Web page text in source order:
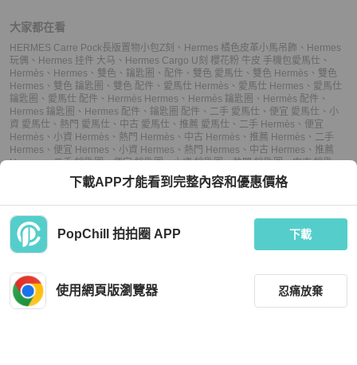
大家都在看
HERMES Carre Pock長版置物小包Z刻 、 Hermes 橘色皮革小馬吊飾 、 Hermes
玩偶 、 Hermes 挂件 大马 、 Hermes Cargo U刻 櫻花粉 牛皮 手機包 愛馬仕 、
Hermès 、 Hermes 、 雙色 、 鑰匙圈 、 配件 、 雙色 愛馬仕 、 雙色 Hermès 、 雙色
Hermes 、 雙色 鑰匙圈 、 雙色 配件 、 愛馬仕 Hermès 、 愛馬仕 Hermes 、 愛馬仕
鑰匙圈 、 愛馬仕 配件 、 Hermès Hermes 、 Hermès 鑰匙圈 、 Hermès 配件 、
Hermes 鑰匙圈 、 Hermes 配件 、 鑰匙圈 配件 、 二手 愛馬仕 、 便宜 愛馬仕 、 小
資 愛馬仕 、 熱門 愛馬仕 、 中古 愛馬仕 、 推薦 愛馬仕 、 二手 Hermès 、 便宜
Hermès 、 小資 Hermès 、 熱門 Hermès 、 中古 Hermès 、 推薦 Hermès 、 二手
Hermes 、 便宜 Hermes 、 小資 Hermes 、 熱門 Hermes 、 中古 Hermes 、 推薦
Hermes、二手 鑰匙圈、便宜 鑰匙圈、小資 鑰匙圈、熱門 鑰匙圈、中古 鑰匙
推薦 鑰匙圈、二手 配件 、便宜 配件、小資 配件、熱門 配件、
下載APP才能看到完整內容和優惠價格
PopChill 拍拍圈 APP 下載
使用網頁版瀏覽器 忍痛放棄